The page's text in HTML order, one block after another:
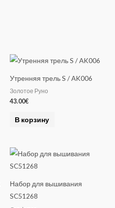
Утренняя трель S / AK006
Золотое Руно
43.00€
В корзину
Набор для вышивания
SC51268